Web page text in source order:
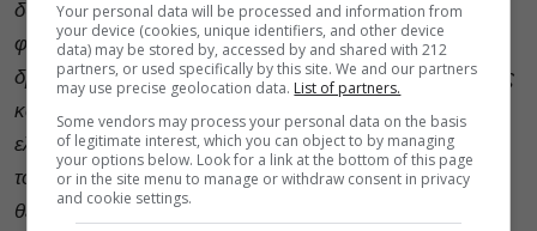
δυνατότητα να κάνουν πολλές παραγωγές, να μη
φοβούνται την αποτυχία, μπορούν και επενδύουν σε
δράσεις και έρευνες και να χτίζουν διεθνείς συνεργασίες
και συναντήσεις. Αυτό που ίσως στην περίπτωση της
ελληνικής πραγματικότητας περιέχει μια αντίφαση, είναι
το γεγονός ότι δεν υπάρχουν χρηματοδοτήσεις για το
θέατρο για παιδιά και νέους διότι θεωρείται – με κοινή
Your personal data will be processed and information from
your device (cookies, unique identifiers, and other device
data) may be stored by, accessed by and shared with 212
partners, or used specifically by this site. We and our partners
may use precise geolocation data. List of partners.
Some vendors may process your personal data on the basis
of legitimate interest, which you can object to by managing
your options below. Look for a link at the bottom of this page
or in the site menu to manage or withdraw consent in privacy
and cookie settings.